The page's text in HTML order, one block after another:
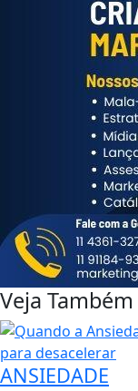
Veja Também
ANSIEDADE